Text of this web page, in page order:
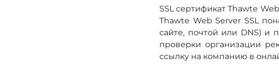
SSL сертификат Thawte
Thawte Web Server SSL
сайте, почтой или DNS) и
проверки организации
ссылку на компанию в